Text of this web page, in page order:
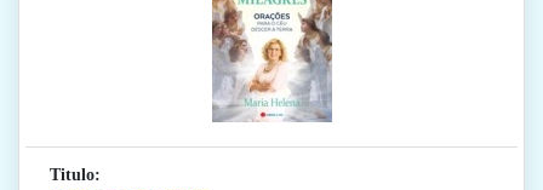
Titulo: